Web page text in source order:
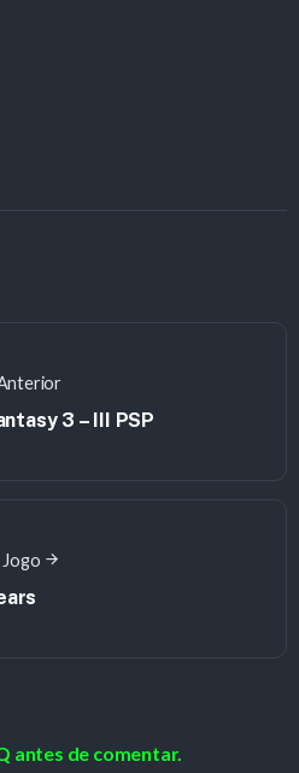
3 – III PSP
antes de comentar.